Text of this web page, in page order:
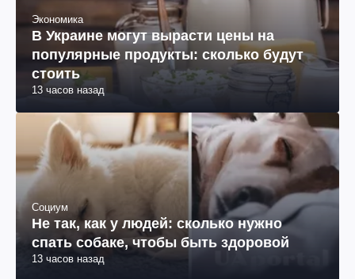
Экономика
В Украине могут вырасти цены на
популярные продукты: сколько будут
стоить
13 часов назад
Социум
Не так, как у людей: сколько нужно
спать собаке, чтобы быть здоровой
13 часов назад